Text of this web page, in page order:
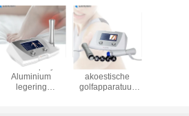
LED-display
Aluminium
legering
akoestische
golfapparatuur